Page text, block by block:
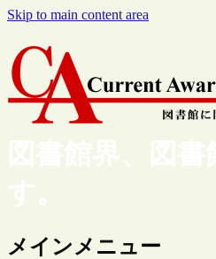
Skip to main content area
図書館界、図
す。
メインメニュー